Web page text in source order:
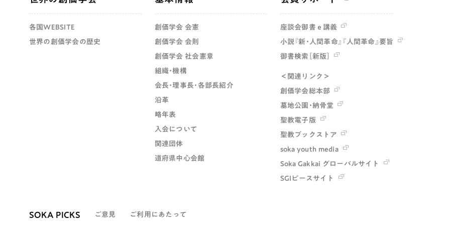
各国WEBSITE
世界の創価学会の歴史
創価学会 会憲
創価学会 会則
創価学会 社会憲章
組織・機構
会長・理事長・各部長紹介
沿革
略年表
入会について
関連団体
道府県中心会館
座談会御書ｅ講義
小説『新・人間革命』『人間革命』要旨
御書検索［新版］
＜関連リンク＞
創価学会総本部
墓地公園・納骨堂
聖教電子版
聖教ブックストア
soka youth media
Soka Gakkai グローバルサイト
SGIピースサイト
SOKA PICKS ご意見 ご利用にあたって